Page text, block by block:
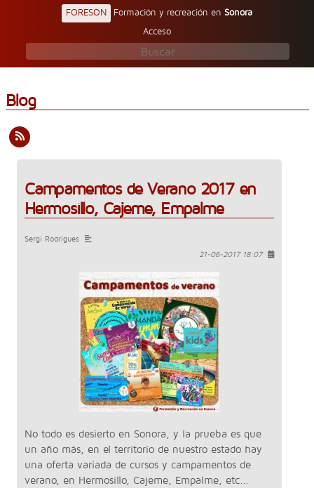
FORESON Formación y recreación en Sonora
Acceso
Blog
Campamentos de Verano 2017 en
Hermosillo, Cajeme, Empalme
Sergi Rodrígues
21-06-2017 18:07
No todo es desierto en Sonora, y la prueba es que
un año más, en el territorio de nuestro estado hay
una oferta variada de cursos y campamentos de
verano, en Hermosillo, Cajeme, Empalme, etc...